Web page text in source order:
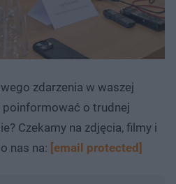
zdarzenia w waszej
poinformować o trudnej
Czekamy na zdjęcia, filmy i
nas na: [email protected]